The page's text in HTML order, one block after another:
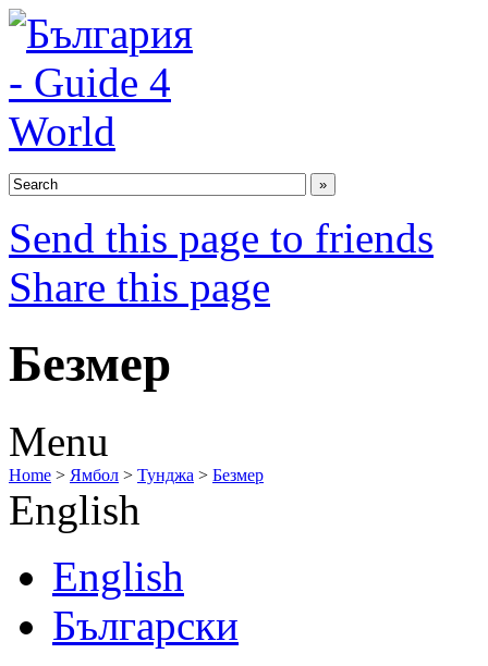
Send this page to friends
Share this page
Безмер
Menu
Home > Ямбол > Тунджа > Безмер
English
English
Български